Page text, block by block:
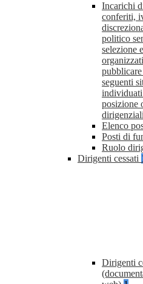
Incarichi
conferiti,
politico
selezione
seguenti
posizione
Elenco
Posti di
Ruolo
Dirigenti cessati
Dirigenti